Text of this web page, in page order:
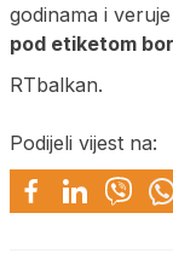
godinama i
pod etiketom
RTbalkan.
Podijeli vijest na: